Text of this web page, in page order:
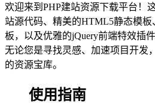
欢迎来到PHP建站资源下载平台！
站源代码、精美的HTML5静态模
板，以及优雅的jQuery前端特效插
无论您是寻找灵感、加速项目开发
的资源宝库。
使用指南